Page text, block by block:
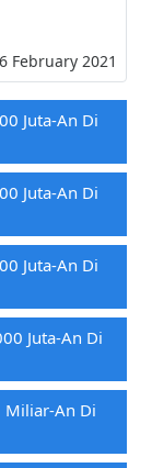
February 2021
Juta-An Di
Juta-An Di
Juta-An Di
Juta-An Di
Miliar-An Di